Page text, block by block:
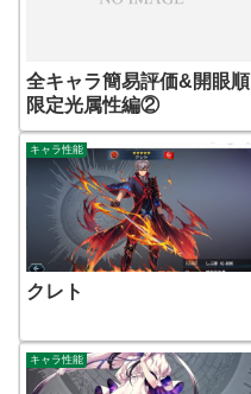
全キャラ簡易評価&開眼順
限定光属性編②
キャラ性能
クレト
キャラ性能